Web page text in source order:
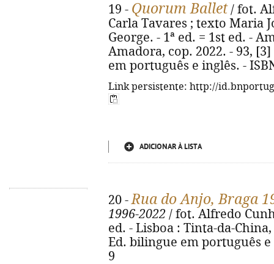
19 - Quorum Ballet/ fot.
Carla Tavares ; texto Maria
George. - 1ª ed. = 1st ed. -
Amadora, cop. 2022. - 93,
em português e inglês. -
Link persistente: http://
ADICIONAR À LISTA
20 -Rua do Anjo, Braga
1996-2022 / fot. Alfredo
ed. - Lisboa : Tinta-da-
Ed. bilingue em português e
9